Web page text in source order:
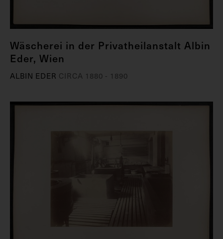
Wäscherei in der Privatheilanstalt Albin
Eder, Wien
ALBIN EDER CIRCA 1880 - 1890